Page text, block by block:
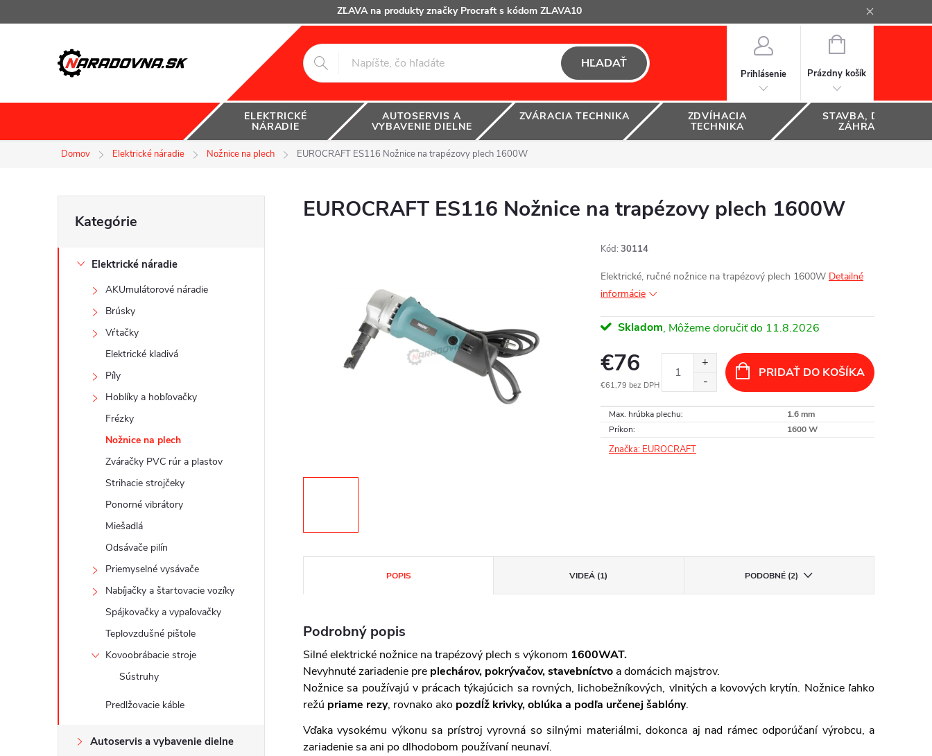
na
ZĽAVA na produkty značky Procraft s kódom ZLAVA10
HĽADAŤ
Prihlásenie
NÁKUPNÝ
Prázdny košík
ELEKTRICKÉ
NÁRADIE
AUTOSERVIS A
VYBAVENIE DIELNE
ZVÁRACIA TECHNIKA ZDVÍHACIA
TECHNIKA
STAVBA, DOM A
ZÁHRADA
Domov Elektrické náradie Nožnice na plech EUROCRAFT ES116 Nožnice na trapézovy plech 1600W
o
kategórie
Kategórie
Elektrické náradie
AKUmulátorové náradie
Brúsky
Vŕtačky
Elektrické kladivá
Píly
Hoblíky a hobľovačky
Frézky
Nožnice na plech
Zváračky PVC rúr a plastov
Strihacie strojčeky
Ponorné vibrátory
Miešadlá
Odsávače pilín
Priemyselné vysávače
Nabíjačky a štartovacie vozíky
Spájkovačky a vypaľovačky
Teplovzdušné pištole
Kovoobrábacie stroje
Sústruhy
Predlžovacie káble
Autoservis a vybavenie dielne
EUROCRAFT ES116 Nožnice na trapézovy plech 1600W
Kód: 30114
Elektrické, ručné nožnice na trapézový plech 1600W Detailné
informácie
Skladom 11.8.2026
€76
€61,79 bez DPH
cena:
PRIDAŤ DO KOŠÍKA
Max. hrúbka plechu:
1.6 mm
Príkon: 1600 W
Značka: EUROCRAFT
POPIS VIDEÁ (1) PODOBNÉ (2)
Podrobný popis
Silné elektrické nožnice na trapézový plech s výkonom 1600WAT.
Nevyhnuté zariadenie pre plechárov, pokrývačov, stavebníctvo a domácich majstrov.
Nožnice sa používajú v prácach týkajúcich sa rovných, lichobežníkových, vlnitých a kovových krytín. Nožnice ľahko
režú priame rezy, rovnako ako pozdĺž krivky, oblúka a podľa určenej šablóny.
Vďaka vysokému výkonu sa prístroj vyrovná so silnými materiálmi, dokonca aj nad rámec odporúčaní výrobcu, a
zariadenie sa ani po dlhodobom používaní neunaví.